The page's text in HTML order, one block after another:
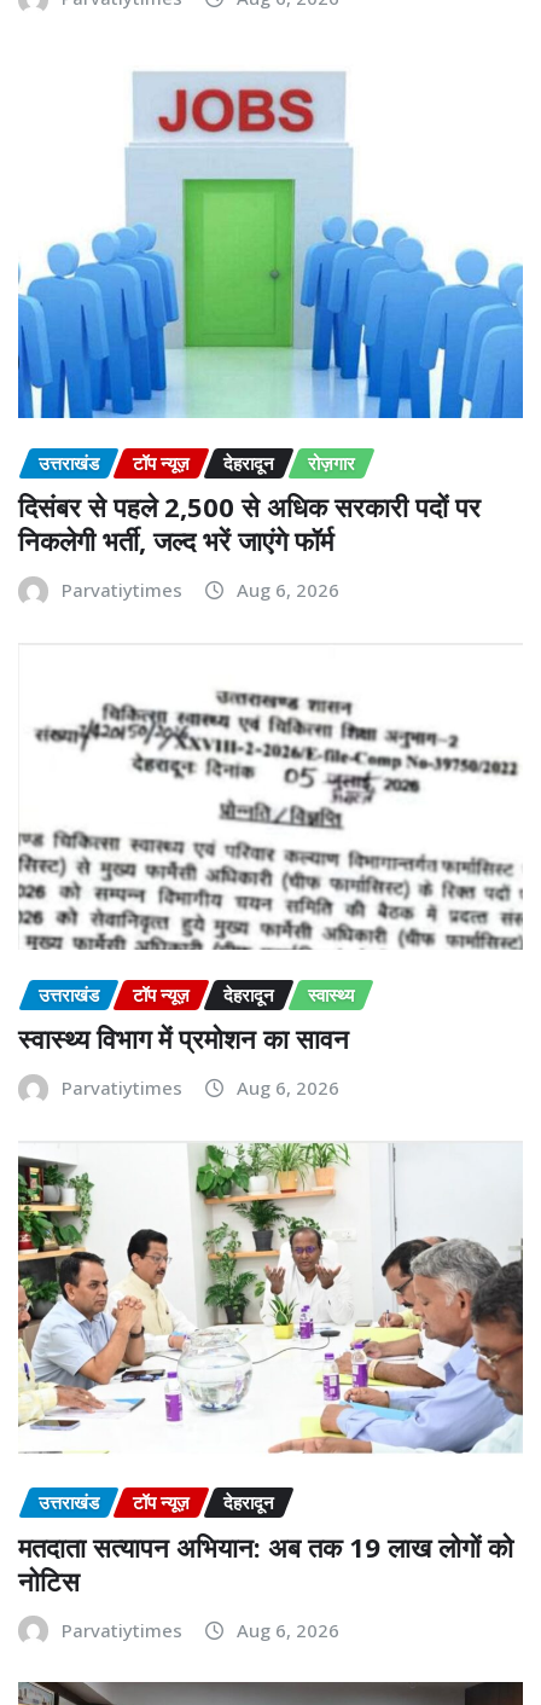
उत्तराखंड टॉप न्यूज़ देहरादून रोज़गार
दिसंबर से पहले 2,500 से अधिक सरकारी पदों पर
निकलेगी भर्ती, जल्द भरें जाएंगे फॉर्म
Parvatiytimes Aug 6, 2026
उत्तराखंड टॉप न्यूज़ देहरादून स्वास्थ्य
स्वास्थ्य विभाग में प्रमोशन का सावन
Parvatiytimes Aug 6, 2026
उत्तराखंड टॉप न्यूज़ देहरादून
मतदाता सत्यापन अभियान: अब तक 19 लाख लोगों को
नोटिस
Parvatiytimes Aug 6, 2026